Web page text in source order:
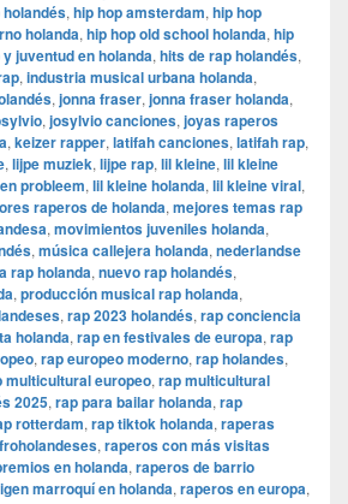
, hip hop amsterdam, hip hop
holanda, hip hop old school holanda, hip
y juventud en holanda, hits de rap holandés,
, industria musical urbana holanda,
, jonna fraser, jonna fraser holanda,
, josylvio canciones, joyas raperos
, keizer rapper, latifah canciones, latifah rap,
, lijpe muziek, lijpe rap, lil kleine, lil kleine
probleem, lil kleine holanda, lil kleine viral,
raperos de holanda, mejores temas rap
, movimientos juveniles holanda,
, música callejera holanda, nederlandse
rap holanda, nuevo rap holandés,
, producción musical rap holanda,
, rap 2023 holandés, rap conciencia
holanda, rap en festivales de europa, rap
, rap europeo moderno, rap holandes,
multicultural europeo, rap multicultural
2025, rap para bailar holanda, rap
rotterdam, rap tiktok holanda, raperas
, raperos con más visitas
en holanda, raperos de barrio
marroquí en holanda, raperos en europa,